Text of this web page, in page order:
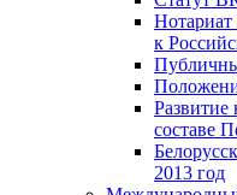
Нотариат
к
Развитие
составе
2013 год